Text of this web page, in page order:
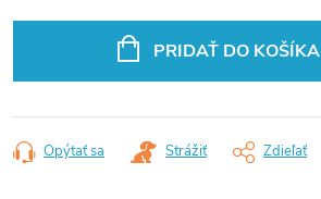
PRIDAŤ DO KOŠÍKA
Opýtať sa Strážiť Zdieľať